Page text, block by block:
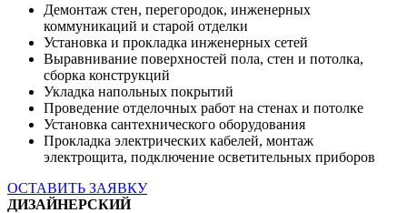
Демонтаж стен, перегородок, инженерных
коммуникаций и старой отделки
Установка и прокладка инженерных сетей
Выравнивание поверхностей пола, стен и потолка,
сборка конструкций
Укладка напольных покрытий
Проведение отделочных работ на стенах и потолке
Установка сантехнического оборудования
Прокладка электрических кабелей, монтаж
электрощита, подключение осветительных приборов
ОСТАВИТЬ ЗАЯВКУ
ДИЗАЙНЕРСКИЙ